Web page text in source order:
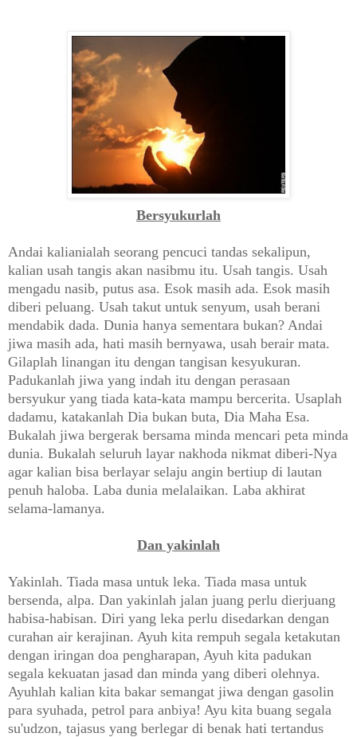
Bersyukurlah
Andai kalianialah seorang pencuci tandas sekalipun,
kalian usah tangis akan nasibmu itu. Usah tangis. Usah
mengadu nasib, putus asa. Esok masih ada. Esok masih
diberi peluang. Usah takut untuk senyum, usah berani
mendabik dada. Dunia hanya sementara bukan? Andai
jiwa masih ada, hati masih bernyawa, usah berair mata.
Gilaplah linangan itu dengan tangisan kesyukuran.
Padukanlah jiwa yang indah itu dengan perasaan
bersyukur yang tiada kata-kata mampu bercerita. Usaplah
dadamu, katakanlah Dia bukan buta, Dia Maha Esa.
Bukalah jiwa bergerak bersama minda mencari peta minda
dunia. Bukalah seluruh layar nakhoda nikmat diberi-Nya
agar kalian bisa berlayar selaju angin bertiup di lautan
penuh haloba. Laba dunia melalaikan. Laba akhirat
selama-lamanya.
Dan yakinlah
Yakinlah. Tiada masa untuk leka. Tiada masa untuk
bersenda, alpa. Dan yakinlah jalan juang perlu dierjuang
habisa-habisan. Diri yang leka perlu disedarkan dengan
curahan air kerajinan. Ayuh kita rempuh segala ketakutan
dengan iringan doa pengharapan, Ayuh kita padukan
segala kekuatan jasad dan minda yang diberi olehnya.
Ayuhlah kalian kita bakar semangat jiwa dengan gasolin
para syuhada, petrol para anbiya! Ayu kita buang segala
su'udzon, tajasus yang berlegar di benak hati tertandus